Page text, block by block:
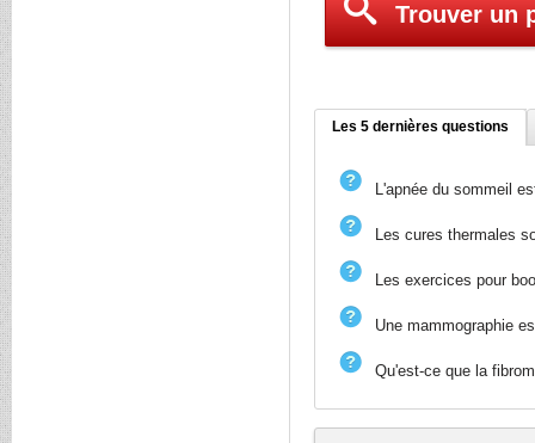
Trouver un
Les 5 dernières questions
L'apnée du sommeil
Les cures thermales
Les exercices pour
Une mammographie
Qu'est-ce que la